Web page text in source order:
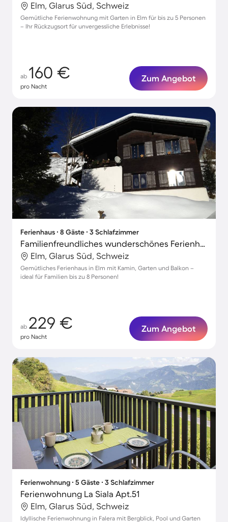
Elm, Glarus Süd, Schweiz
Gemütliche Ferienwohnung mit Garten in Elm für bis zu 5 Personen
– Ihr Rückzugsort für unvergessliche Erlebnisse!
ab 160 €
pro Nacht
Zum Angebot
Ferienhaus ∙ 8 Gäste ∙ 3 Schlafzimmer
Familienfreundliches wunderschönes Ferienhaus mit Grill und Garten
Elm, Glarus Süd, Schweiz
Gemütliches Ferienhaus in Elm mit Kamin, Garten und Balkon –
ideal für Familien bis zu 8 Personen!
ab 229 €
pro Nacht
Zum Angebot
Ferienwohnung ∙ 5 Gäste ∙ 3 Schlafzimmer
Ferienwohnung La Siala Apt.51
Elm, Glarus Süd, Schweiz
Idyllische Ferienwohnung in Falera mit Bergblick, Pool und Garten